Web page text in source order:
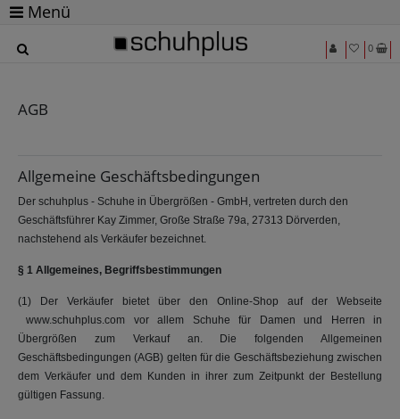
Menü
0
AGB
Allgemeine Geschäftsbedingungen
Der schuhplus - Schuhe in Übergrößen - GmbH, vertreten durch den
Geschäftsführer Kay Zimmer, Große Straße 79a, 27313 Dörverden,
nachstehend als Verkäufer bezeichnet.
§ 1 Allgemeines, Begriffsbestimmungen
(1) Der Verkäufer bietet über den Online-Shop auf der Webseite
www.schuhplus.com vor allem Schuhe für Damen und Herren in
Übergrößen zum Verkauf an. Die folgenden Allgemeinen
Geschäftsbedingungen (AGB) gelten für die Geschäftsbeziehung zwischen
dem Verkäufer und dem Kunden in ihrer zum Zeitpunkt der Bestellung
gültigen Fassung.